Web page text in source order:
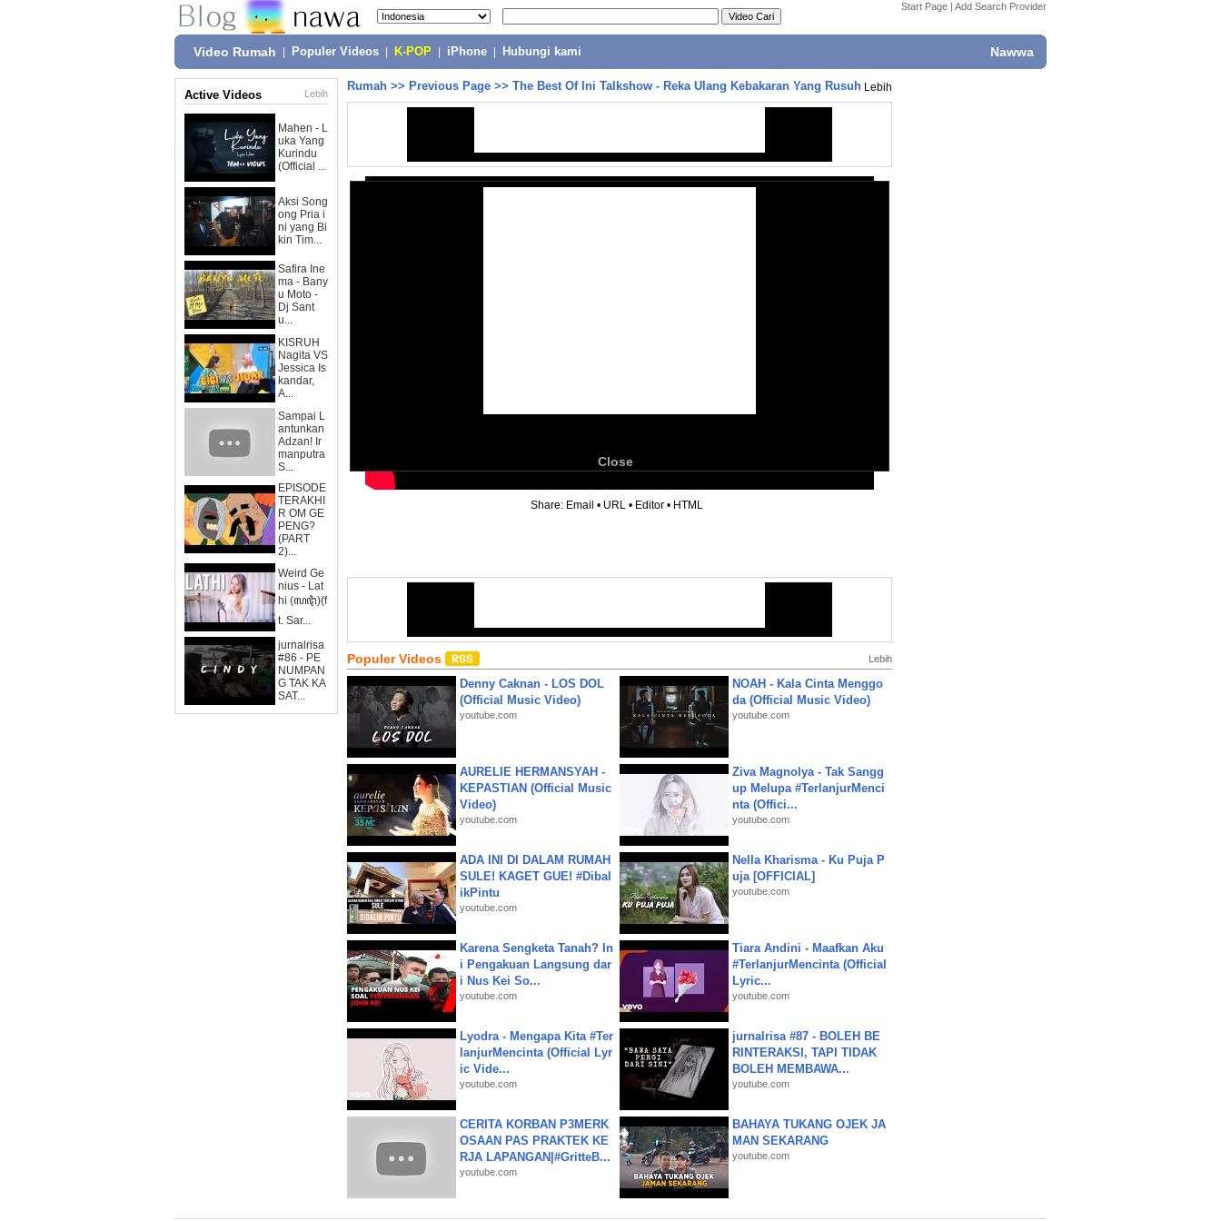
Start Page | Add Search Provider
Video Rumah Populer Videos K-POP iPhone Hubungi kami Nawwa
Active Videos Lebih
Mahen - L
uka Yang
Kurindu
(Official ...
Aksi Song
ong Pria i
ni yang Bi
kin Tim...
Safira Ine
ma - Bany
u Moto -
Dj Sant
u...
KISRUH
Nagita VS
Jessica Is
kandar,
A...
Sampai L
antunkan
Adzan! Ir
manputra
S...
EPISODE
TERAKHI
R OM GE
PENG?
(PART
2)...
Weird Ge
nius - Lat
hi (ꦭꦛꦶ)(f
t. Sar...
jurnalrisa
#86 - PE
NUMPAN
G TAK KA
SAT...
Rumah >> Previous Page >> The Best Of Ini Talkshow - Reka Ulang Kebakaran Yang Rusuh Lebih
Close
Share: Email • URL • Editor • HTML
Populer Videos Lebih
Denny Caknan - LOS DOL
(Official Music Video)
youtube.com
NOAH - Kala Cinta Menggo
da (Official Music Video)
youtube.com
AURELIE HERMANSYAH -
KEPASTIAN (Official Music
Video)
youtube.com
Ziva Magnolya - Tak Sangg
up Melupa #TerlanjurMenci
nta (Offici...
youtube.com
ADA INI DI DALAM RUMAH
SULE! KAGET GUE! #Dibal
ikPintu
youtube.com
Nella Kharisma - Ku Puja P
uja [OFFICIAL]
youtube.com
Karena Sengketa Tanah? In
i Pengakuan Langsung dar
i Nus Kei So...
youtube.com
Tiara Andini - Maafkan Aku
#TerlanjurMencinta (Official
Lyric...
youtube.com
Lyodra - Mengapa Kita #Ter
lanjurMencinta (Official Lyr
ic Vide...
youtube.com
jurnalrisa #87 - BOLEH BE
RINTERAKSI, TAPI TIDAK
BOLEH MEMBAWA...
youtube.com
CERITA KORBAN P3MERK
OSAAN PAS PRAKTEK KE
RJA LAPANGAN|#GritteB...
youtube.com
BAHAYA TUKANG OJEK JA
MAN SEKARANG
youtube.com